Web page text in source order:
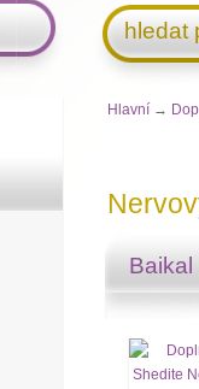
hledat
Hlavní →